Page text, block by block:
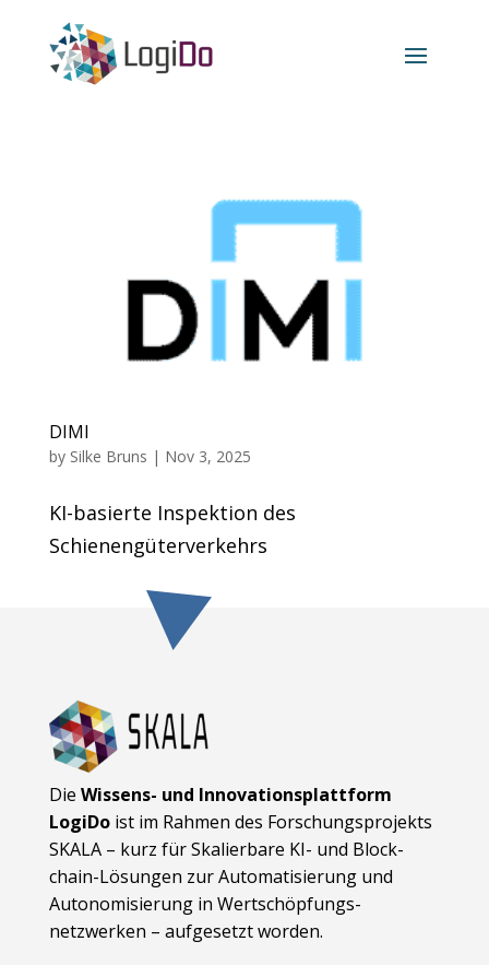
DIMI
by Silke Bruns | Nov 3, 2025
KI-basierte Inspektion des
Schienengüterverkehrs
Die Wissens- und Innovationsplattform
LogiDoist im Rahmen des Forschungsprojekts
SKALA – kurz für Skalierbare KI- und Block­
chain-Lösungen zur Automatisierung und
Autonomisierung in Wert­schöpfungs­
netzwerken – aufgesetzt worden.